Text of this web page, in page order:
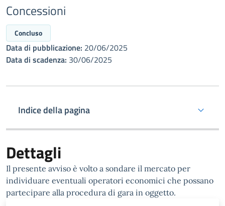
Concessioni
Concluso
Data di pubblicazione: 20/06/2025
Data di scadenza: 30/06/2025
Indice della pagina
Dettagli
Il presente avviso è volto a sondare il mercato per
individuare eventuali operatori economici che possano
partecipare alla procedura di gara in oggetto.